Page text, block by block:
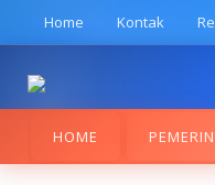
content
Home Kontak
HOME